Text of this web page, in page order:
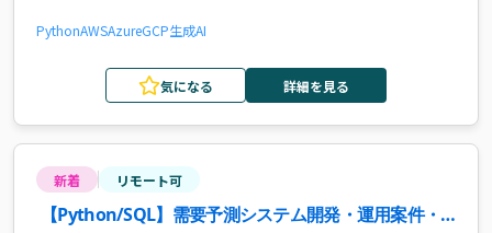
PythonAWSAzureGCP生成AI
気になる 詳細を見る
新着 リモート可
【Python/SQL】需要予測システム開発・運用案件・